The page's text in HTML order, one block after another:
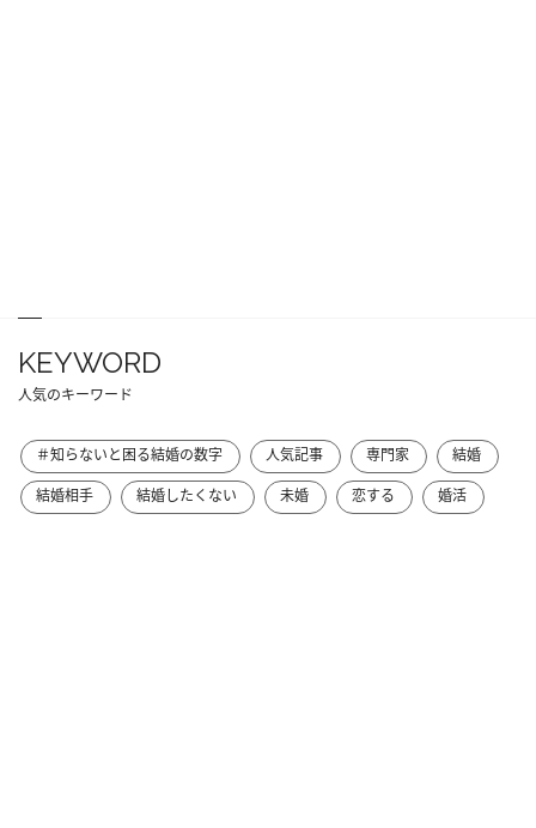
KEYWORD
人気のキーワード
＃知らないと困る結婚の数字 人気記事 専門家
結婚
結婚相手
結婚したくない 未婚 恋する 婚活